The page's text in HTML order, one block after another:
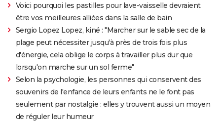
Voici pourquoi les pastilles pour lave-vaisselle devraient
être vos meilleures alliées dans la salle de bain
Sergio Lopez Lopez, kiné : "Marcher sur le sable sec de la
plage peut nécessiter jusqu'à près de trois fois plus
d'énergie, cela oblige le corps à travailler plus dur que
lorsqu'on marche sur un sol ferme"
Selon la psychologie, les personnes qui conservent des
souvenirs de l'enfance de leurs enfants ne le font pas
seulement par nostalgie : elles y trouvent aussi un moyen
de réguler leur humeur